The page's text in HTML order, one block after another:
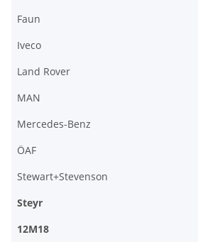
Faun
Iveco
Land Rover
MAN
Mercedes-Benz
ÖAF
Stewart+Stevenson
Steyr
12M18